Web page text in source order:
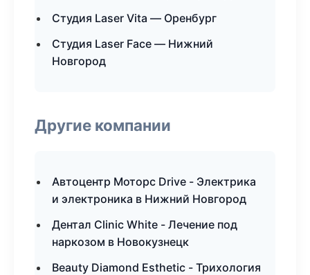
Студия Laser Vita — Оренбург
Студия Laser Face — Нижний
Новгород
Другие компании
Автоцентр Моторс Drive - Электрика
и электроника в Нижний Новгород
Дентал Clinic White - Лечение под
наркозом в Новокузнецк
Beauty Diamond Esthetic - Трихология